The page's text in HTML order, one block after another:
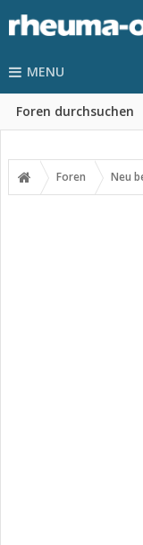
MENU
Foren durchsuchen
Foren Neu